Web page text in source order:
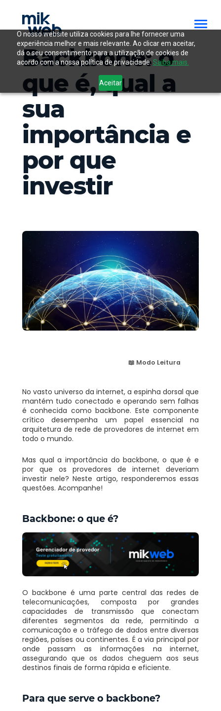
O nosso website utiliza cookies para lhe fornecer uma
experiência melhor e mais relevante. Ao clicar em aceitar,
dá o seu consentimento para a utilização de cookies de
acordo com a nossa política de privacidade.Saiba mais.
Aceitar
Backbone: o
que é, qual a
sua
importância e
por que
investir
📖 Modo Leitura
No vasto universo da internet, a espinha dorsal que
mantém tudo conectado e operando sem falhas
é conhecida como backbone. Este componente
crítico desempenha um papel essencial na
arquitetura de rede de provedores de internet em
todo o mundo.
Mas qual a importância do backbone, o que é e
por que os provedores de internet deveriam
investir nele? Neste artigo, responderemos essas
questões. Acompanhe!
Backbone: o que é?
O backbone é uma parte central das redes de
telecomunicações, composta por grandes
capacidades de transmissão que conectam
diferentes segmentos da rede, permitindo a
comunicação e o tráfego de dados entre diversas
regiões, países ou continentes. É a via principal por
onde passam as informações na internet,
assegurando que os dados cheguem aos seus
destinos finais de forma rápida e eficiente.
Para que serve o backbone?